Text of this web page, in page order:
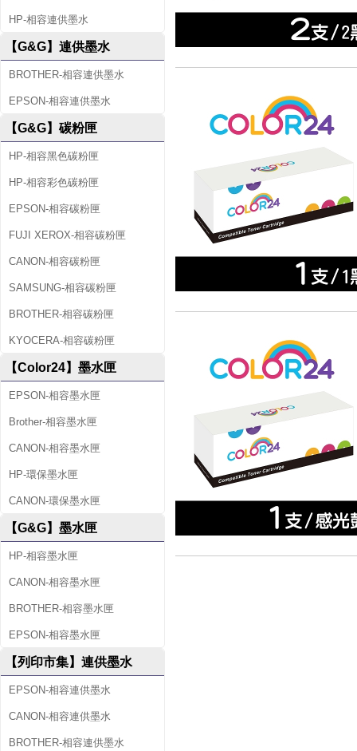
HP-相容連供墨水
【G&G】連供墨水
BROTHER-相容連供墨水
EPSON-相容連供墨水
【G&G】碳粉匣
HP-相容黑色碳粉匣
HP-相容彩色碳粉匣
EPSON-相容碳粉匣
FUJI XEROX-相容碳粉匣
CANON-相容碳粉匣
SAMSUNG-相容碳粉匣
BROTHER-相容碳粉匣
KYOCERA-相容碳粉匣
【Color24】墨水匣
EPSON-相容墨水匣
Brother-相容墨水匣
CANON-相容墨水匣
HP-環保墨水匣
CANON-環保墨水匣
【G&G】墨水匣
HP-相容墨水匣
CANON-相容墨水匣
BROTHER-相容墨水匣
EPSON-相容墨水匣
【列印市集】連供墨水
EPSON-相容連供墨水
CANON-相容連供墨水
BROTHER-相容連供墨水